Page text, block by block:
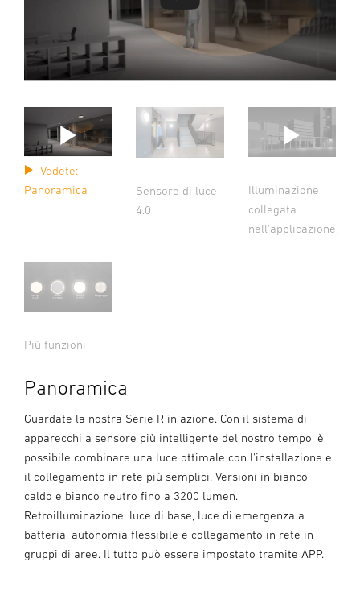
Vedete:
Panoramica
Sensore di luce
4.0
Illuminazione
collegata
nell'applicazione.
Più funzioni
Panoramica
Guardate la nostra Serie R in azione. Con il sistema di
apparecchi a sensore più intelligente del nostro tempo, è
possibile combinare una luce ottimale con l'installazione e
il collegamento in rete più semplici. Versioni in bianco
caldo e bianco neutro fino a 3200 lumen.
Retroilluminazione, luce di base, luce di emergenza a
batteria, autonomia flessibile e collegamento in rete in
gruppi di aree. Il tutto può essere impostato tramite APP.